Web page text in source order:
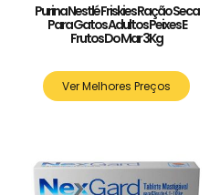
Purina Nestlé Friskies Ração Seca
Para Gatos Adultos Peixes E
Frutos Do Mar 3Kg
Ver Melhores Preços